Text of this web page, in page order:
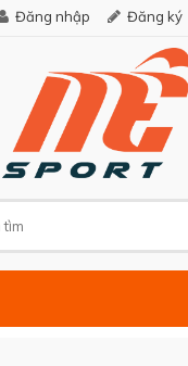
Đăng nhập Đăng ký